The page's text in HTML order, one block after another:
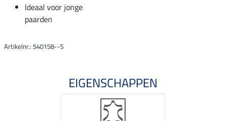
Ideaal voor jonge
paarden
Artikelnr.: 540158--S
EIGENSCHAPPEN